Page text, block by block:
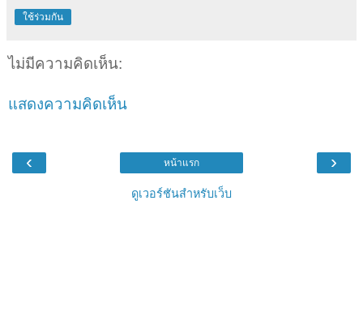
ใช้ร่วมกัน
ไม่มีความคิดเห็น:
แสดงความคิดเห็น
‹ ›
หน้าแรก
ดูเวอร์ชันสำหรับเว็บ